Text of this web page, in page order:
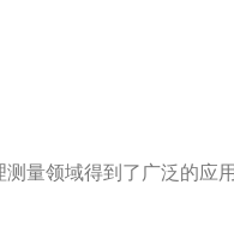
量领域得到了广泛的应